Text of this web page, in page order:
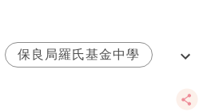
保良局羅氏基金中學